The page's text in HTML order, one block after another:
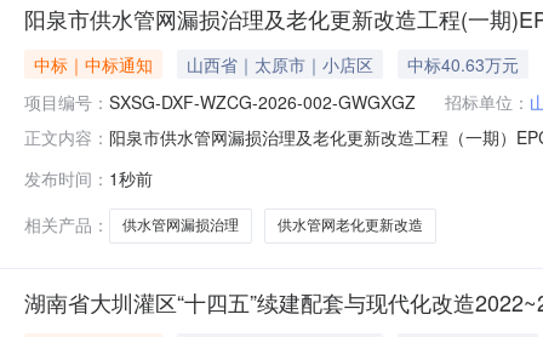
阳泉市供水管网漏损治理及老化更新改造工程(一期
中标｜中标通知 山西省｜太原市｜小店区
中标40.63万元
项目编号： SXSG-DXF-WZCG-2026-002-GWGXGZ 招标单位：
正文内容： 阳泉市供水管网漏损治理及老化更新改造工程（一期）
容/三、监督部门：本采购项目的监督部门为：山西省水
街368号(
发布时间： 1秒前
相关产品：
供水管网漏损治理 供水管网老化更新改造
湖南省大圳灌区“十四五”续建配套与现代化改造